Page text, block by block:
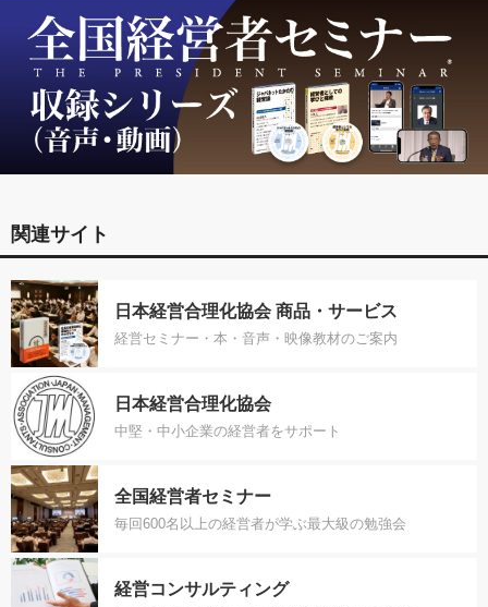
関連サイト
日本経営合理化協会 商品・サービス
経営セミナー・本・音声・映像教材のご案内
日本経営合理化協会
中堅・中小企業の経営者をサポート
全国経営者セミナー
毎回600名以上の経営者が学ぶ最大級の勉強会
経営コンサルティング